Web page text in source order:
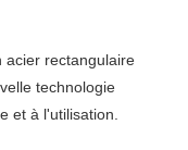
acier rectangulaire
technologie
et à l'utilisation.